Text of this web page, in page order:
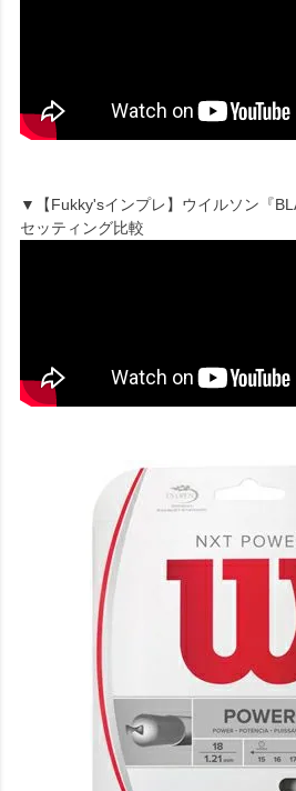
▼【Fukky'sインプレ】ウイルソン『
セッティング比較